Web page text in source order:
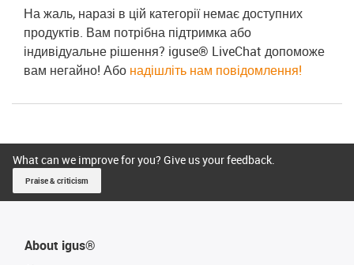
На жаль, наразі в цій категорії немає доступних
продуктів. Вам потрібна підтримка або
індивідуальне рішення? iguse® LiveChat допоможе
вам негайно! Або надішліть нам повідомлення!
What can we improve for you? Give us your feedback.
Praise & criticism
About igus®